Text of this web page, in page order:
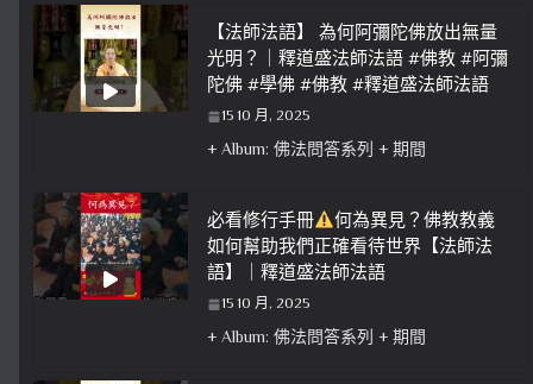
【法師法語】 為何阿彌陀佛放出無量
光明？｜釋道盛法師法語 #佛教 #阿彌
陀佛 #學佛 #佛教 #釋道盛法師法語
15 10 月, 2025
+ Album: 佛法問答系列 + 期間
必看修行手冊
何為異見？佛教教義
如何幫助我們正確看待世界【法師法
語】｜釋道盛法師法語
15 10 月, 2025
+ Album: 佛法問答系列 + 期間